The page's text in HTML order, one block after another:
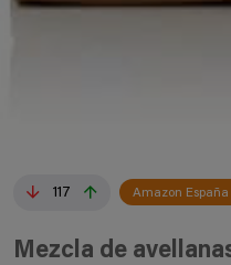
117 Amazon España
Mezcla de